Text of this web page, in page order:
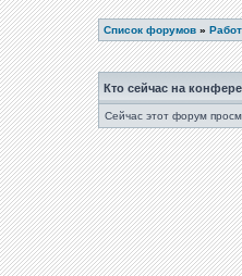
Список форумов »
Кто сейчас на
Сейчас этот форум